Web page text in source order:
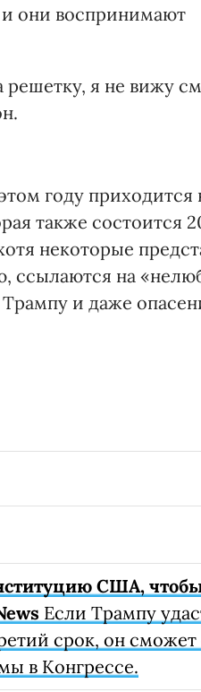
и они воспринимают
решетку, я не вижу
году приходится
также состоится
некоторые
ссылаются на
и даже
США,
Если Трампу
срок, он
в Конгрессе.